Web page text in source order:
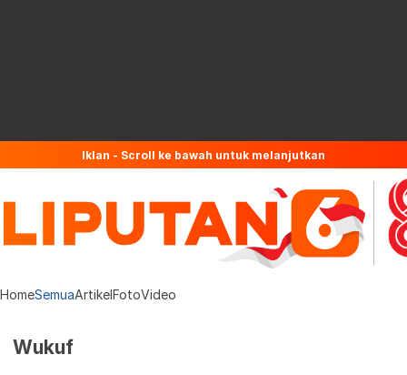
Iklan - Scroll ke bawah untuk melanjutkan
HomeSemuaArtikelFotoVideo
Wukuf